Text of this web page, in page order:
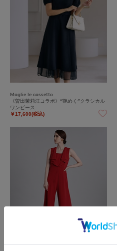
Maglie le cassetto
《曽田茉莉江コラボ》“艶めく”クラシカル
ワンピース
￥17,600(税込)